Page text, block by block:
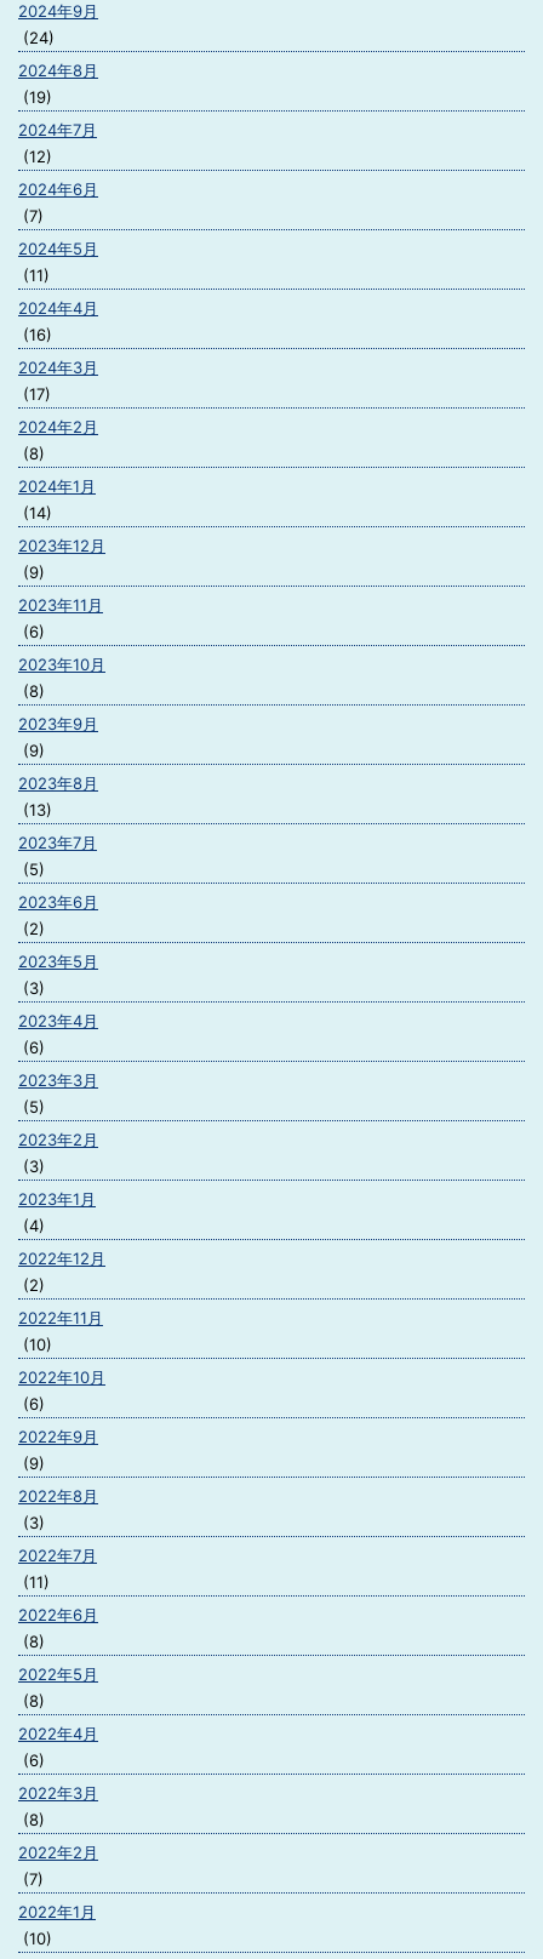
2024年9月
(24)
2024年8月
(19)
2024年7月
(12)
2024年6月
(7)
2024年5月
(11)
2024年4月
(16)
2024年3月
(17)
2024年2月
(8)
2024年1月
(14)
2023年12月
(9)
2023年11月
(6)
2023年10月
(8)
2023年9月
(9)
2023年8月
(13)
2023年7月
(5)
2023年6月
(2)
2023年5月
(3)
2023年4月
(6)
2023年3月
(5)
2023年2月
(3)
2023年1月
(4)
2022年12月
(2)
2022年11月
(10)
2022年10月
(6)
2022年9月
(9)
2022年8月
(3)
2022年7月
(11)
2022年6月
(8)
2022年5月
(8)
2022年4月
(6)
2022年3月
(8)
2022年2月
(7)
2022年1月
(10)